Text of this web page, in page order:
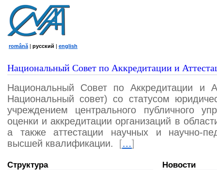
română | русский | english
Национальный Совет по Аккредитации и
Национальный Совет по Аккредитации и
Национальный совет) со статусом
учреждением центрального публичного
оценки и аккредитации организаций в
а также аттестации научных и научно-
высшей квалификации.
[…]
Структура Новости